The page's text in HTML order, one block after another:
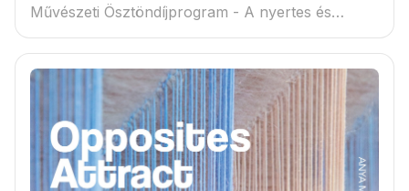
Művészeti Ösztöndíjprogram - A nyertes és
tartaléklistás pályázók névsora megtekinthető a
csatolmányban